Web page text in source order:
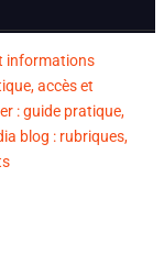
informations
accès et
: guide pratique,
blog : rubriques,